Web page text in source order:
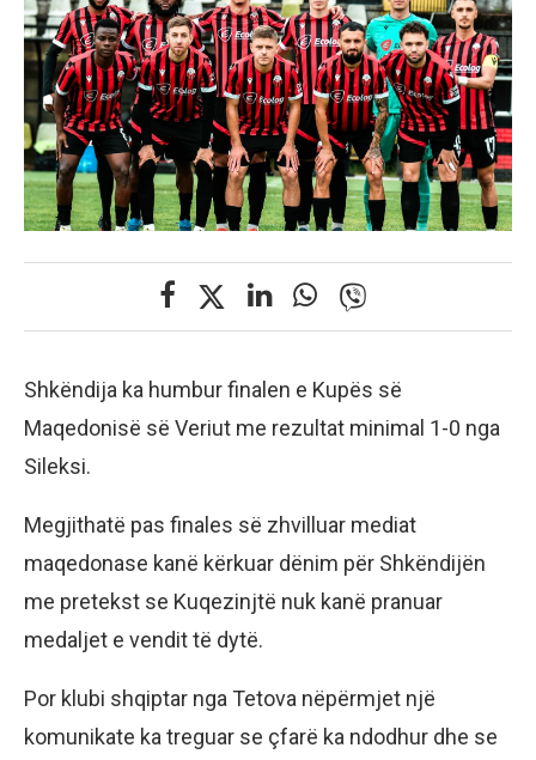
Shkëndija ka humbur finalen e Kupës së
Maqedonisë së Veriut me rezultat minimal 1-0 nga
Sileksi.
Megjithatë pas finales së zhvilluar mediat
maqedonase kanë kërkuar dënim për Shkëndijën
me pretekst se Kuqezinjtë nuk kanë pranuar
medaljet e vendit të dytë.
Por klubi shqiptar nga Tetova nëpërmjet një
komunikate ka treguar se çfarë ka ndodhur dhe se